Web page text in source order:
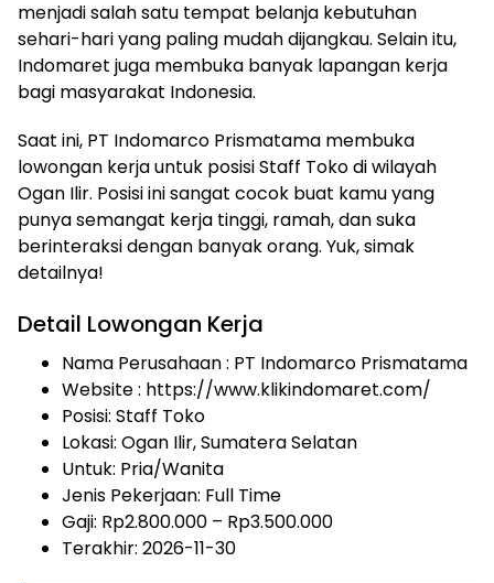
menjadi salah satu tempat belanja kebutuhan
sehari-hari yang paling mudah dijangkau. Selain itu,
Indomaret juga membuka banyak lapangan kerja
bagi masyarakat Indonesia.
Saat ini, PT Indomarco Prismatama membuka
lowongan kerja untuk posisi Staff Toko di wilayah
Ogan Ilir. Posisi ini sangat cocok buat kamu yang
punya semangat kerja tinggi, ramah, dan suka
berinteraksi dengan banyak orang. Yuk, simak
detailnya!
Detail Lowongan Kerja
Nama Perusahaan : PT Indomarco Prismatama
Website : https://www.klikindomaret.com/
Posisi: Staff Toko
Lokasi: Ogan Ilir, Sumatera Selatan
Untuk: Pria/Wanita
Jenis Pekerjaan: Full Time
Gaji: Rp2.800.000 – Rp3.500.000
Terakhir: 2026-11-30